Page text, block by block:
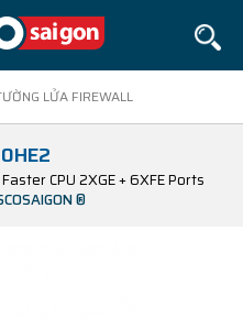
LỬA FIREWALL
CPU 2XGE + 6XFE Ports
®